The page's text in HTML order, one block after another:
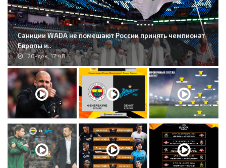
Санкции WADA не помешают России принять чемпионат
Европы и..
20-дек, 17:48